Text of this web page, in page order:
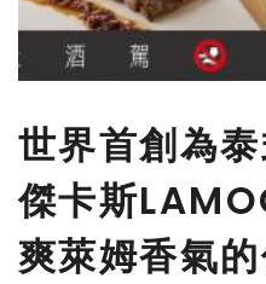
世界首創為
傑卡斯
爽萊姆香氣